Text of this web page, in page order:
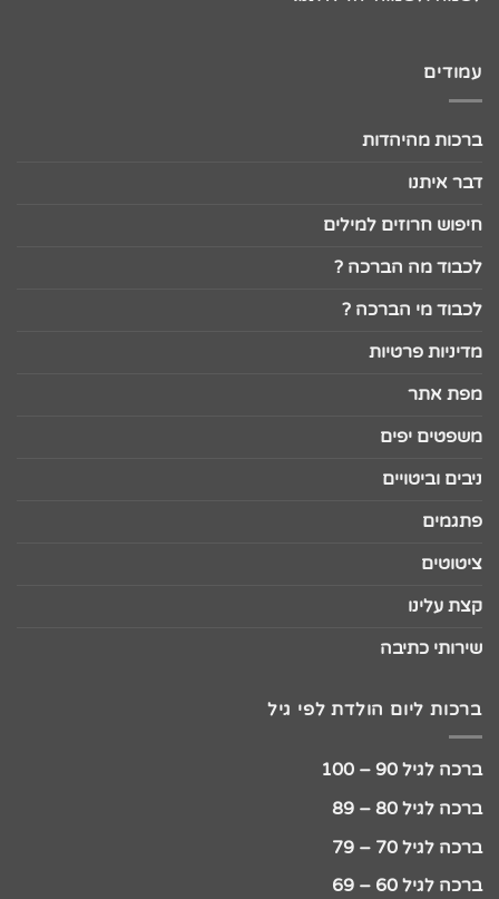
עמודים
ברכות מהיהדות
דבר איתנו
חיפוש חרוזים למילים
לכבוד מה הברכה ?
לכבוד מי הברכה ?
מדיניות פרטיות
מפת אתר
משפטים יפים
ניבים וביטויים
פתגמים
ציטוטים
קצת עלינו
שירותי כתיבה
ברכות ליום הולדת לפי גיל
ברכה לגיל 90 – 100
ברכה לגיל 80 – 89
ברכה לגיל 70 – 79
ברכה לגיל 60 – 69